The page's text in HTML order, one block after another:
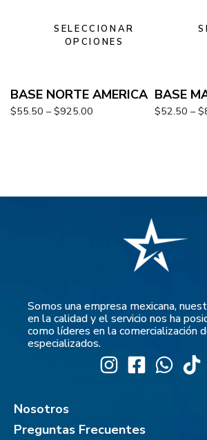
SELECCIONAR
OPCIONES
BASE NORTE AMERICA
$55.50 – $925.00
BASE
$52.50 – $
Somos una empresa mexicana,
en la calidad y el servicio nos ha
como líderes en la comercialización
especializados.
Nosotros
Preguntas Frecuentes